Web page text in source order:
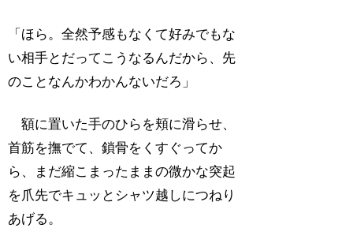
「ほら。全然予感もなくて好みでもな
い相手とだってこうなるんだから、先
のことなんかわかんないだろ」
額に置いた手のひらを頬に滑らせ、
首筋を撫でて、鎖骨をくすぐってか
ら、まだ縮こまったままの微かな突起
を爪先でキュッとシャツ越しにつねり
あげる。